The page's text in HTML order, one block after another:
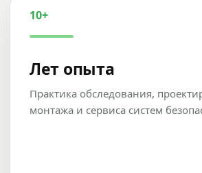
10+
Лет опыта
Практика обследования,
монтажа и сервиса систем